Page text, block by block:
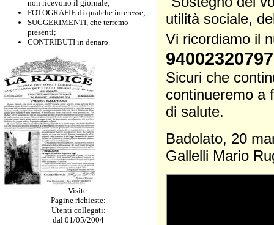
non ricevono il giornale;
FOTOGRAFIE di qualche interesse;
SUGGERIMENTI, che terremo
presenti;
CONTRIBUTI in denaro.
Visite:
Pagine richieste:
Utenti collegati:
dal 01/05/2004
utilità sociale,
Vi ricordiamo il
Sicuri che
continueremo a
di salute.
Gallelli Mario